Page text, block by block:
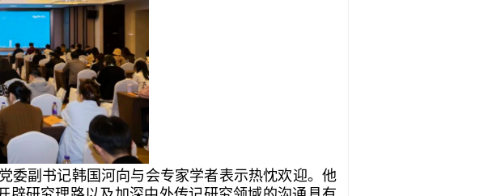
委副书记韩国河向与会专家学者表示热忱欢迎。他